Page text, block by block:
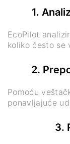
1.
EcoPilot
koliko često se
2.
Pomoću
ponavljajuće
3.